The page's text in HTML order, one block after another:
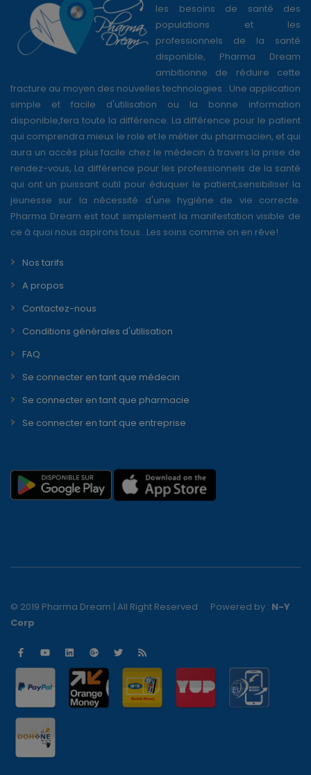
les besoins de santé des
populations et les
professionnels de la santé
disponible, Pharma Dream
ambitionne de réduire cette
fracture au moyen des nouvelles technologies : Une application
simple et facile d'utilisation ou la bonne information
disponible,fera toute la différence. La différence pour le patient
qui comprendra mieux le role et le métier du pharmacien, et qui
aura un accès plus facile chez le médecin à travers la prise de
rendez-vous, La différence pour les professionnels de la santé
qui ont un puissant outil pour éduquer le patient,sensibiliser la
jeunesse sur la nécessité d'une hygiène de vie correcte.
Pharma Dream est tout simplement la manifestation visible de
ce à quoi nous aspirons tous...Les soins comme on en rêve!
Nos tarifs
A propos
Contactez-nous
Conditions générales d'utilisation
FAQ
Se connecter en tant que médecin
Se connecter en tant que pharmacie
Se connecter en tant que entreprise
© 2019 Pharma Dream | All Right Reserved Powered by : N-Y
Corp